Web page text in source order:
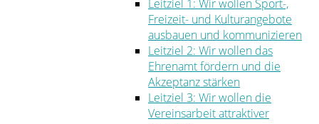
Leitziel 1: Wir wollen Sport-,
Freizeit- und Kulturangebote
ausbauen und kommunizieren
Leitziel 2: Wir wollen das
Ehrenamt fördern und die
Akzeptanz stärken
Leitziel 3: Wir wollen die
Vereinsarbeit attraktiver